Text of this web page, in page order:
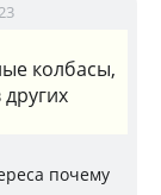
колбасы,
почему